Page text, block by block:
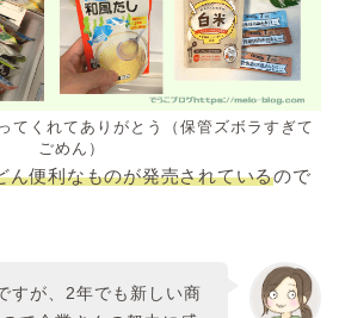
てくれてありがとう（保管ズボラすぎて
ごめん）
ん便利なものが発売されているので
すが、2年でも新しい商